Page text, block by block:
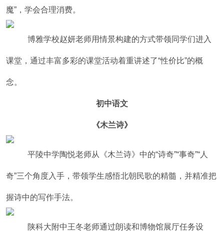
魔”，学会合理消费。
博雅学校赵妍老师用情景构建的方式带领同学们进入
课堂，通过丰富多彩的课堂活动着重讲述了“性价比”的概
念。
初中语文
《木兰诗》
平陵中学陶悦老师从《木兰诗》中的“诗奇”“事奇”“人
奇”三个角度入手，带领学生感悟北朝民歌的精髓，并精准把
握诗中的写作手法。
陕科大附中王冬老师通过朗读和博物馆展厅任务设